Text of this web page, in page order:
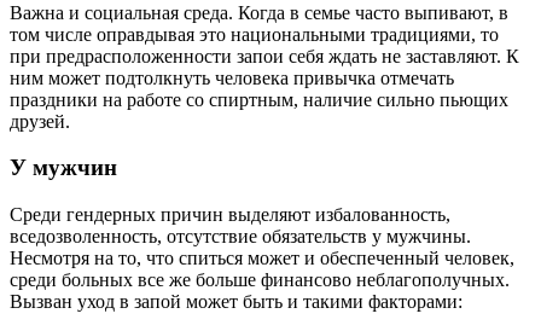
Важна и социальная среда. Когда в семье часто выпивают, в
том числе оправдывая это национальными традициями, то
при предрасположенности запои себя ждать не заставляют. К
ним может подтолкнуть человека привычка отмечать
праздники на работе со спиртным, наличие сильно пьющих
друзей.
У мужчин
Среди гендерных причин выделяют избалованность,
вседозволенность, отсутствие обязательств у мужчины.
Несмотря на то, что спиться может и обеспеченный человек,
среди больных все же больше финансово неблагополучных.
Вызван уход в запой может быть и такими факторами: